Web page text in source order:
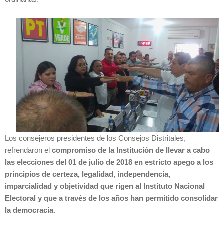
Los consejeros presidentes de los Consejos Distritales,
refrendaron el compromiso de la Institución de llevar a cabo
las elecciones del 01 de julio de 2018 en estricto apego a los
principios de certeza, legalidad, independencia,
imparcialidad y objetividad que rigen al Instituto Nacional
Electoral y que a través de los años han permitido consolidar
la democracia.